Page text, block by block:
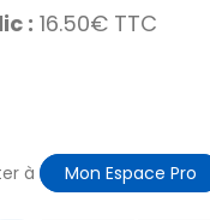
: 16.50€ TTC
à Mon Espace Pro